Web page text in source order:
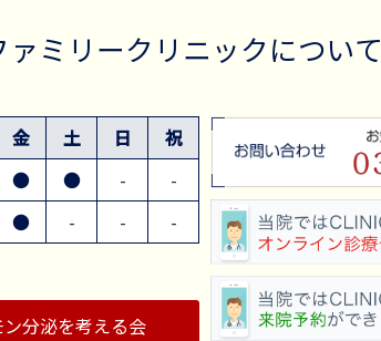
ミリークリニックについて
金 土 日
祝
● ● -
-
● - - -
分泌を考える会